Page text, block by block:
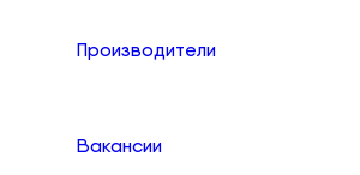
Производители
Вакансии